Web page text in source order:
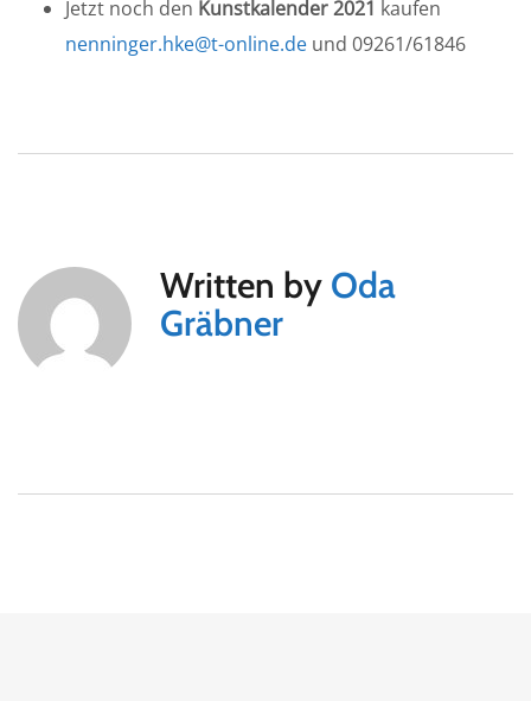
Jetzt noch den Kunstkalender 2021 kaufen
nenninger.hke@t-online.de und 09261/61846
Written by Oda
Gräbner